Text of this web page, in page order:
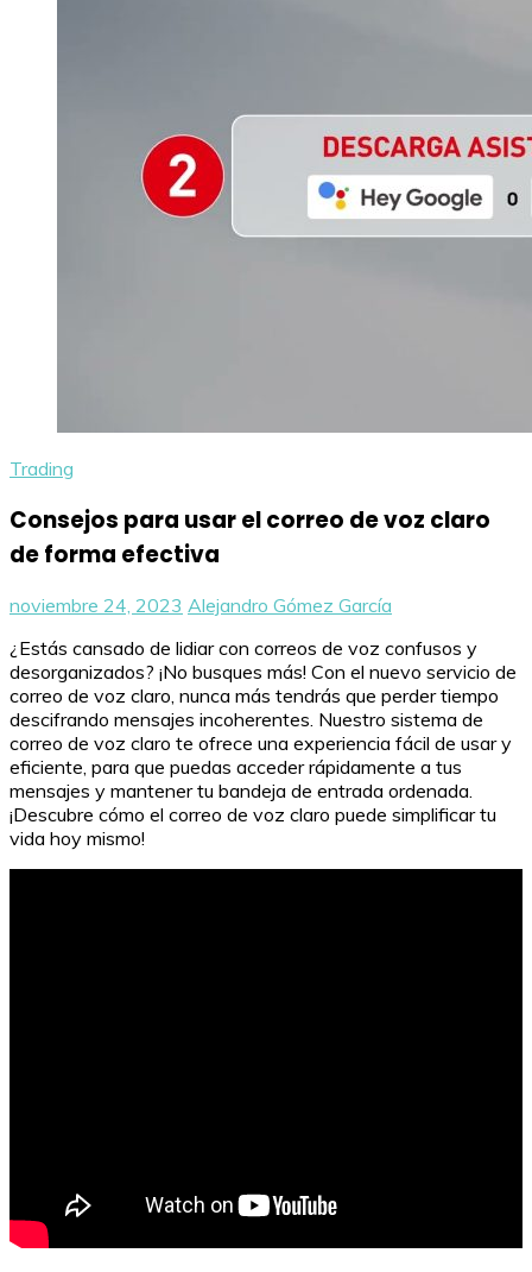
Trading
Consejos para usar el correo de voz claro
de forma efectiva
noviembre 24, 2023 Alejandro Gómez García
¿Estás cansado de lidiar con correos de voz confusos y
desorganizados? ¡No busques más! Con el nuevo servicio de
correo de voz claro, nunca más tendrás que perder tiempo
descifrando mensajes incoherentes. Nuestro sistema de
correo de voz claro te ofrece una experiencia fácil de usar y
eficiente, para que puedas acceder rápidamente a tus
mensajes y mantener tu bandeja de entrada ordenada.
¡Descubre cómo el correo de voz claro puede simplificar tu
vida hoy mismo!